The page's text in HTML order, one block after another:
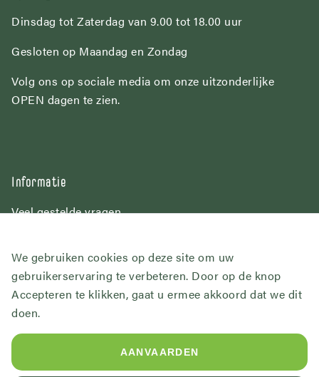
Dinsdag tot Zaterdag van 9.00 tot 18.00 uur
Gesloten op Maandag en Zondag
Volg ons op sociale media om onze uitzonderlijke
OPEN dagen te zien.
Informatie
Veel gestelde vragen
Volg ons
We gebruiken cookies op deze site om uw
gebruikerservaring te verbeteren. Door op de knop
Accepteren te klikken, gaat u ermee akkoord dat we dit
doen.
AANVAARDEN